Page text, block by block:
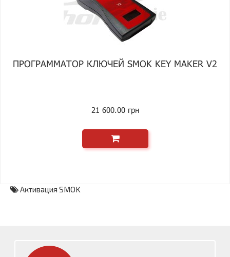
ПРОГРАММАТОР КЛЮЧЕЙ SMOK KEY MAKER V2
21 600.00 грн
Активация SMOK